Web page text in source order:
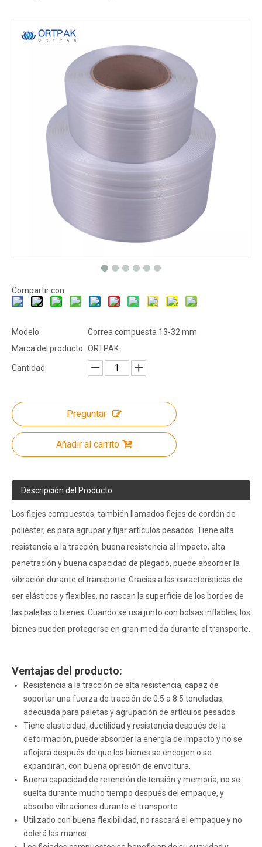
Compartir con:
Modelo:
Correa compuesta 13-32 mm
Marca del producto: ORTPAK
Cantidad:
Preguntar
Añadir al carrito
Descripción del Producto
Los flejes compuestos, también llamados flejes de cordón de
poliéster, es para agrupar y fijar artículos pesados. Tiene alta
resistencia a la tracción, buena resistencia al impacto, alta
penetración y buena capacidad de plegado, puede absorber la
vibración durante el transporte. Gracias a las características de
ser elásticos y flexibles, no rascan la superficie de los bordes de
las paletas o bienes. Cuando se usa junto con bolsas inflables, los
bienes pueden protegerse en gran medida durante el transporte.
Ventajas del producto:
Resistencia a la tracción de alta resistencia, capaz de
soportar una fuerza de tracción de 0.5 a 8.5 toneladas,
adecuada para paletas y agrupación de artículos pesados
Tiene elasticidad, ductilidad y resistencia después de la
deformación, puede absorber la energía de impacto y no se
aflojará después de que los bienes se encogen o se
expandirán, con buena opresión de envoltura.
Buena capacidad de retención de tensión y memoria, no se
suelta durante mucho tiempo después del empaque, y
absorbe vibraciones durante el transporte
Utilizado con buena flexibilidad, no rascará el empaque y no
dolerá las manos.